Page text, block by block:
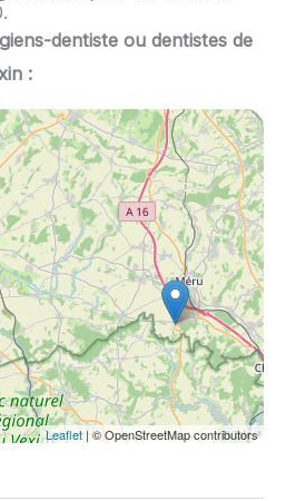
dentiste ou dentistes de
:
Leaflet | © OpenStreetMap contributors